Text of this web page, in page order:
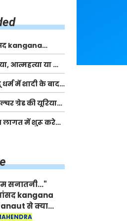
kangana
लड़की? Viral
protest
आत्महत्या या कोई बड़ा राज?
Haryana
में शादी के बाद
है महिलाएं, किसने
ग्रेड की यूरिया
टेक्निकल ग्रेड में
कार्रवाई:
लागत में शुरू करे
सनातनी..."
kangana
से क्या
लड़की? Viral